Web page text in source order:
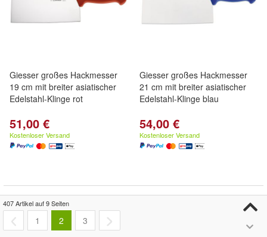
Giesser großes Hackmesser
19 cm mit breiter asiatischer
Edelstahl-Klinge rot
51,00 €
Kostenloser Versand
Giesser großes Hackmesser
21 cm mit breiter asiatischer
Edelstahl-Klinge blau
54,00 €
Kostenloser Versand
407 Artikel auf 9 Seiten
1 2 3